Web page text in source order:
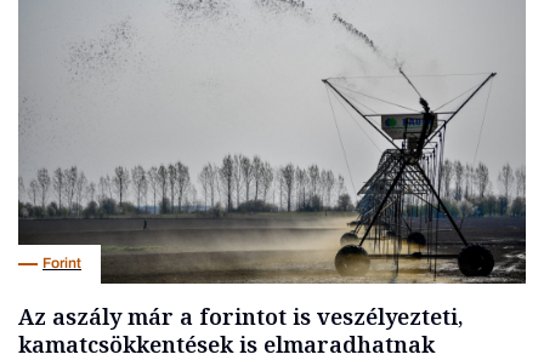
Forint
Az aszály már a forintot is veszélyezteti,
kamatcsökkentések is elmaradhatnak